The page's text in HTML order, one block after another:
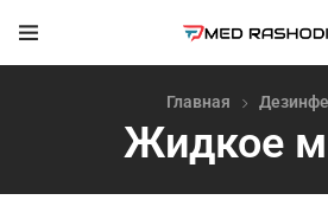
Главная
Жидкое